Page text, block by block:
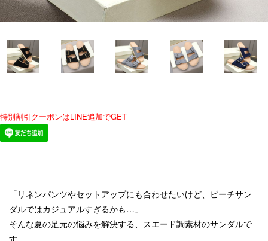
特別割引クーポンはLINE追加でGET
「リネンパンツやセットアップにも合わせたいけど、ビーチサン
ダルではカジュアルすぎるかも…」
そんな夏の足元の悩みを解決する、スエード調素材のサンダルで
す。